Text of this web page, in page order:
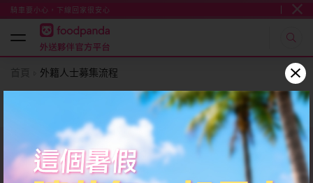
騎車要小心，下線回家很安心
首頁 外籍人士募集流程
外籍人士募集流程